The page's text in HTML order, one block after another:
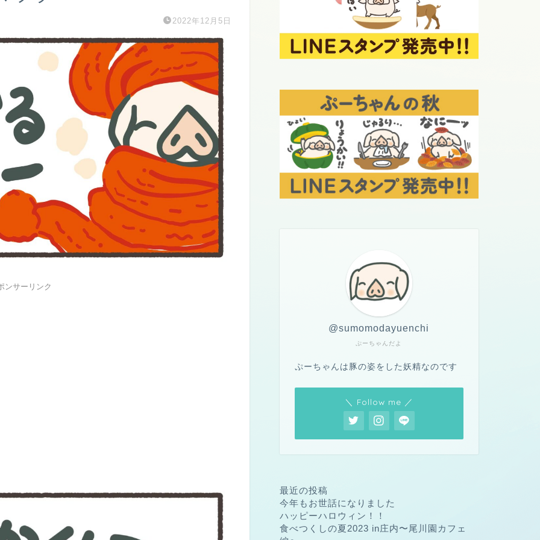
2022年12月5日
ンサーリンク
ぷーちゃんだよ
@sumomodayuenchi
ぷーちゃんは豚の姿をした妖精なのです
＼ Follow me ／
最近の投稿
今年もお世話になりました
ハッピーハロウィン！！
食べつくしの夏2023 in庄内〜尾川園カフェ